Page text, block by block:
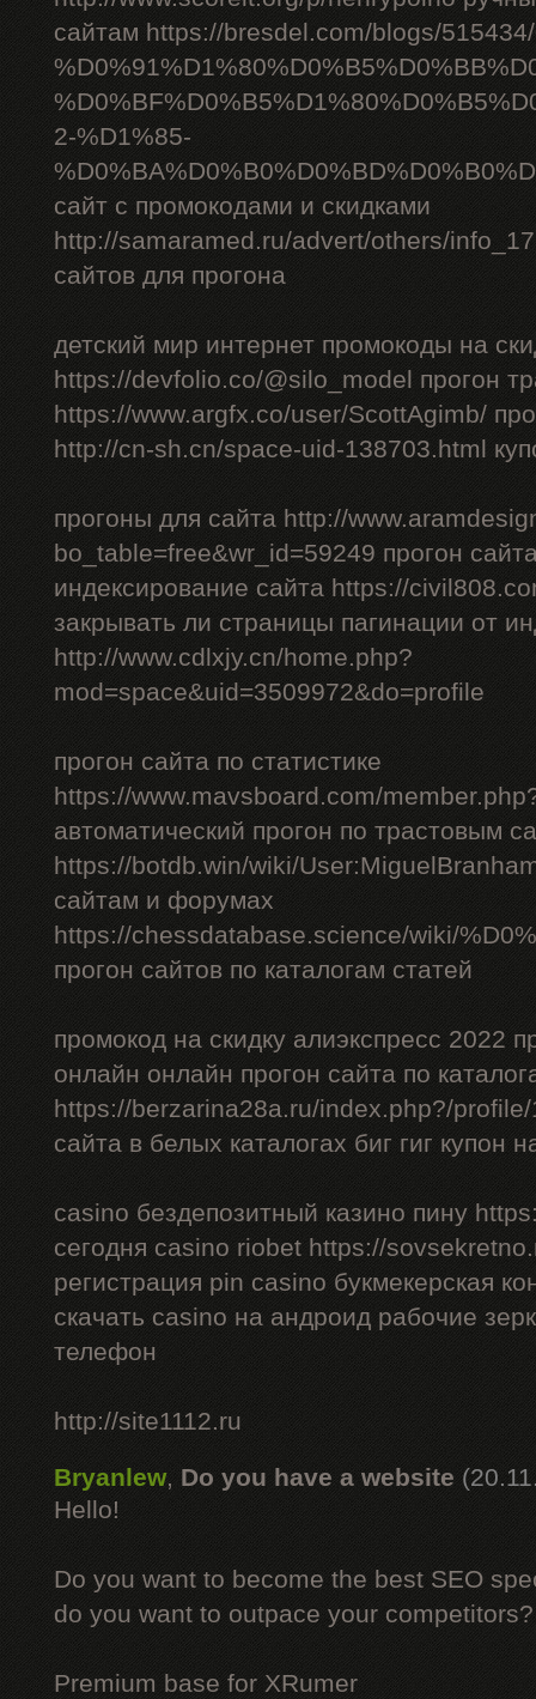
сайтам https://bresdel.com/blogs/
2-%D1%85-
сайт с промокодами и скидками
http://samaramed.ru/advert/others/
сайтов для прогона
детский мир интернет промокоды на
https://devfolio.co/@silo_model прогон
https://www.argfx.co/user/ScottAgimb/
http://cn-sh.cn/space-uid-138703.html
прогоны для сайта http://
bo_table=free&wr_id=59249 прогон
индексирование сайта https://
закрывать ли страницы пагинации от
http://www.cdlxjy.cn/home.php?
mod=space&uid=3509972&do=profile
прогон сайта по статистике
https://www.mavsboard.com/
автоматический прогон по трастовым
https://botdb.win/wiki/
сайтам и форумах
https://chessdatabase.science/wiki/
прогон сайтов по каталогам статей
промокод на скидку алиэкспресс 2022
онлайн онлайн прогон сайта по
https://berzarina28a.ru/index.php?/
сайта в белых каталогах биг гиг купон
casino бездепозитный казино пину
сегодня casino riobet https://
регистрация pin casino букмекерская
скачать casino на андроид рабочие
телефон
http://site1112.ru
Bryanlew, Do you have a website
Hello!
Do you want to become the best SEO
do you want to outpace your competitors?
Premium base for XRumer